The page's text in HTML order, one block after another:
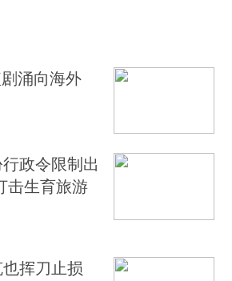
涌向海外
政令限制出
击生育旅游
也挥刀止损